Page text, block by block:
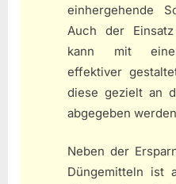
einhergehende
Auch der
kann mit
effektiver
diese gezielt an
abgegeben
Neben der
Düngemitteln ist